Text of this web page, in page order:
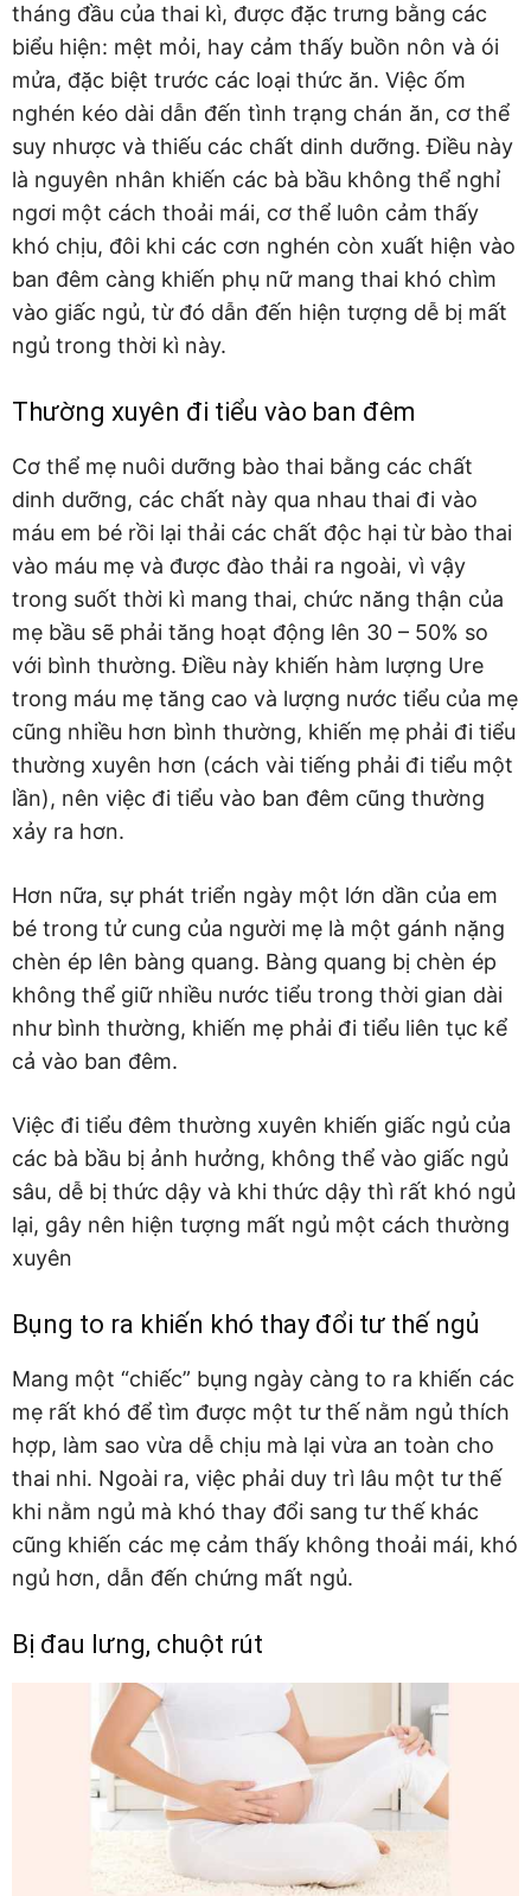
tháng đầu của thai kì, được đặc trưng bằng các
biểu hiện: mệt mỏi, hay cảm thấy buồn nôn và ói
mửa, đặc biệt trước các loại thức ăn. Việc ốm
nghén kéo dài dẫn đến tình trạng chán ăn, cơ thể
suy nhược và thiếu các chất dinh dưỡng. Điều này
là nguyên nhân khiến các bà bầu không thể nghỉ
ngơi một cách thoải mái, cơ thể luôn cảm thấy
khó chịu, đôi khi các cơn nghén còn xuất hiện vào
ban đêm càng khiến phụ nữ mang thai khó chìm
vào giấc ngủ, từ đó dẫn đến hiện tượng dễ bị mất
ngủ trong thời kì này.
Thường xuyên đi tiểu vào ban đêm
Cơ thể mẹ nuôi dưỡng bào thai bằng các chất
dinh dưỡng, các chất này qua nhau thai đi vào
máu em bé rồi lại thải các chất độc hại từ bào thai
vào máu mẹ và được đào thải ra ngoài, vì vậy
trong suốt thời kì mang thai, chức năng thận của
mẹ bầu sẽ phải tăng hoạt động lên 30 – 50% so
với bình thường. Điều này khiến hàm lượng Ure
trong máu mẹ tăng cao và lượng nước tiểu của mẹ
cũng nhiều hơn bình thường, khiến mẹ phải đi tiểu
thường xuyên hơn (cách vài tiếng phải đi tiểu một
lần), nên việc đi tiểu vào ban đêm cũng thường
xảy ra hơn.
Hơn nữa, sự phát triển ngày một lớn dần của em
bé trong tử cung của người mẹ là một gánh nặng
chèn ép lên bàng quang. Bàng quang bị chèn ép
không thể giữ nhiều nước tiểu trong thời gian dài
như bình thường, khiến mẹ phải đi tiểu liên tục kể
cả vào ban đêm.
Việc đi tiểu đêm thường xuyên khiến giấc ngủ của
các bà bầu bị ảnh hưởng, không thể vào giấc ngủ
sâu, dễ bị thức dậy và khi thức dậy thì rất khó ngủ
lại, gây nên hiện tượng mất ngủ một cách thường
xuyên
Bụng to ra khiến khó thay đổi tư thế ngủ
Mang một “chiếc” bụng ngày càng to ra khiến các
mẹ rất khó để tìm được một tư thế nằm ngủ thích
hợp, làm sao vừa dễ chịu mà lại vừa an toàn cho
thai nhi. Ngoài ra, việc phải duy trì lâu một tư thế
khi nằm ngủ mà khó thay đổi sang tư thế khác
cũng khiến các mẹ cảm thấy không thoải mái, khó
ngủ hơn, dẫn đến chứng mất ngủ.
Bị đau lưng, chuột rút